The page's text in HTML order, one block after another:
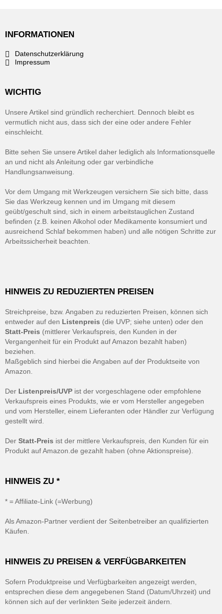
INFORMATIONEN
Datenschutzerklärung
Impressum
WICHTIG
Unsere Artikel sind gründlich recherchiert. Dennoch bleibt es
vermutlich nicht aus, dass sich der eine oder andere Fehler
einschleicht.
Bitte sehen Sie unsere Artikel daher lediglich als Informationsquelle
an und nicht als Anleitung oder gar verbindliche
Handlungsanweisung.
Vor dem Umgang mit Werkzeugen versichern Sie sich bitte, dass
Sie das Werkzeug kennen und im Umgang mit diesem
geübt/geschult sind, sich in einem arbeitstauglichen Zustand
befinden (z.B. keinen Alkohol oder Medikamente konsumiert und
ausreichend Schlaf bekommen haben) und alle nötigen Schritte zur
Arbeitssicherheit beachten.
HINWEIS ZU REDUZIERTEN PREISEN
Streichpreise, bzw. Angaben zu reduzierten Preisen, können sich
entweder auf den Listenpreis (die UVP; siehe unten) oder den
Statt-Preis (mittlerer Verkaufspreis, den Kunden in der
Vergangenheit für ein Produkt auf Amazon bezahlt haben)
beziehen.
Maßgeblich sind hierbei die Angaben auf der Produktseite von
Amazon.
Der Listenpreis/UVP ist der vorgeschlagene oder empfohlene
Verkaufspreis eines Produkts, wie er vom Hersteller angegeben
und vom Hersteller, einem Lieferanten oder Händler zur Verfügung
gestellt wird.
Der Statt-Preis ist der mittlere Verkaufspreis, den Kunden für ein
Produkt auf Amazon.de gezahlt haben (ohne Aktionspreise).
HINWEIS ZU *
* = Affiliate-Link (=Werbung)
Als Amazon-Partner verdient der Seitenbetreiber an qualifizierten
Käufen.
HINWEIS ZU PREISEN & VERFÜGBARKEITEN
Sofern Produktpreise und Verfügbarkeiten angezeigt werden,
entsprechen diese dem angegebenen Stand (Datum/Uhrzeit) und
können sich auf der verlinkten Seite jederzeit ändern.